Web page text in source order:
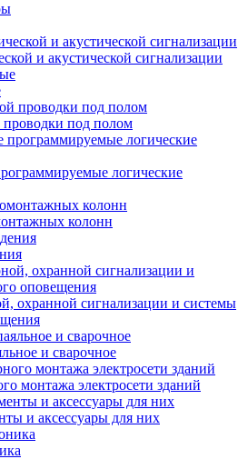
и акустической сигнализации
под полом
логические
колонн
охранной сигнализации и системы
и сварочное
монтажа электросети зданий
и аксессуары для них